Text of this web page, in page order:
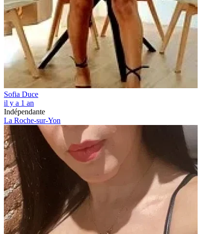
Sofia Duce
il y a 1 an
Indépendante
La Roche-sur-Yon